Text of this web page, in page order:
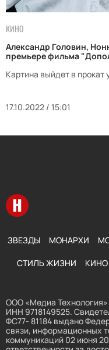
КИНО
Александр Головин,
премьере фильма
Картина выйдет в прокат
17.10.2022 / 15:01
Перейти на главную
ЗВЕЗДЫ МОНАРХИ
СТИЛЬ ЖИЗНИ КИНО
ООО «Медиа Технология»
ИНН 9718149525.
ФС77- 81184 выдано
связи, информационных
коммуникаций 02 июня